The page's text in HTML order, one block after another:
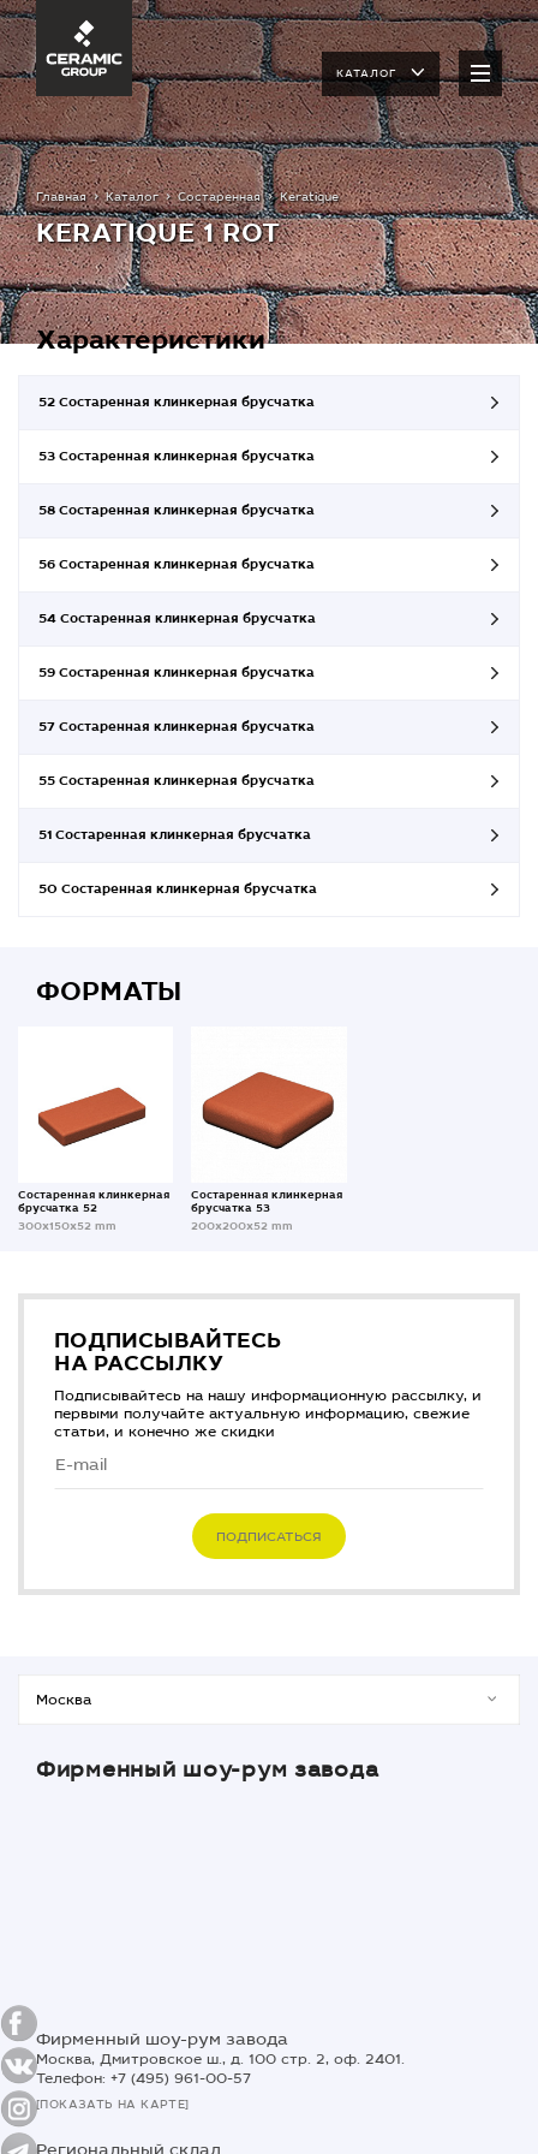
КАТАЛОГ
Главная Каталог Состаренная Keratique
KERATIQUE 1 ROT
Характеристики
52 Состаренная клинкерная брусчатка
53 Состаренная клинкерная брусчатка
58 Состаренная клинкерная брусчатка
56 Состаренная клинкерная брусчатка
54 Состаренная клинкерная брусчатка
59 Состаренная клинкерная брусчатка
57 Состаренная клинкерная брусчатка
55 Состаренная клинкерная брусчатка
51 Состаренная клинкерная брусчатка
50 Состаренная клинкерная брусчатка
ФОРМАТЫ
Состаренная клинкерная
брусчатка 52
300x150x52 mm
Состаренная клинкерная
брусчатка 53
200x200x52 mm
ПОДПИСЫВАЙТЕСЬ
НА РАССЫЛКУ
Подписывайтесь на нашу информационную рассылку, и
первыми получайте актуальную информацию, свежие
статьи, и конечно же скидки
ПОДПИСАТЬСЯ
Фирменный шоу-рум завода
Фирменный шоу-рум завода
Москва, Дмитровское ш., д. 100 стр. 2, оф. 2401.
Телефон: +7 (495) 961-00-57
[ПОКАЗАТЬ НА КАРТЕ]
Региональный склад